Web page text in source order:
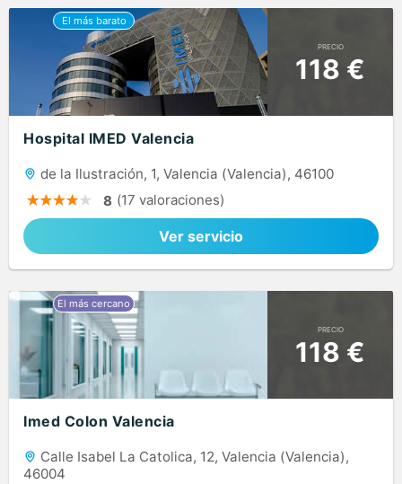
PRECIO
118 €
Hospital IMED Valencia
de la Ilustración, 1, Valencia (Valencia), 46100
8 (17 valoraciones)
Ver servicio
PRECIO
118 €
Imed Colon Valencia
Calle Isabel La Catolica, 12, Valencia (Valencia),
46004